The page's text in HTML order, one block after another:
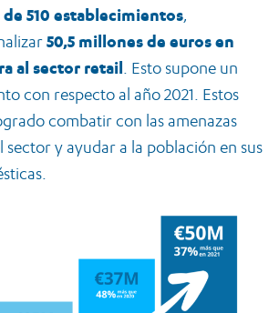
de 510 establecimientos,
50,5 millones de euros en
al sector retail
. Esto supone un
con respecto al año 2021. Estos
combatir con las amenazas
sector y ayudar a la población en sus